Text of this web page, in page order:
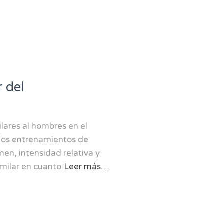
del
al hombres en el
entrenamientos de
intensidad relativa y
en cuanto Leer más…